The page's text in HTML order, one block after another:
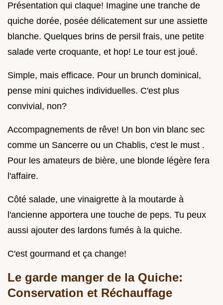
Présentation qui claque! Imagine une tranche de
quiche dorée, posée délicatement sur une assiette
blanche. Quelques brins de persil frais, une petite
salade verte croquante, et hop! Le tour est joué.
Simple, mais efficace. Pour un brunch dominical,
pense mini quiches individuelles. C'est plus
convivial, non?
Accompagnements de rêve! Un bon vin blanc sec
comme un Sancerre ou un Chablis, c'est le must .
Pour les amateurs de bière, une blonde légère fera
l'affaire.
Côté salade, une vinaigrette à la moutarde à
l'ancienne apportera une touche de peps. Tu peux
aussi ajouter des lardons fumés à la quiche.
C'est gourmand et ça change!
Le garde manger de la Quiche:
Conservation et Réchauffage